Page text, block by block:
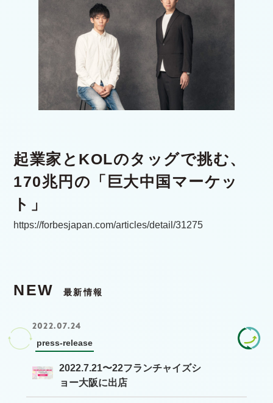
起業家とKOLのタッグで挑む、
170兆円の「巨大中国マーケッ
ト」
https://forbesjapan.com/articles/detail/31275
NEW 最新情報
2022.07.24
press-release
2022.7.21〜22フランチャイズシ
ョー大阪に出店